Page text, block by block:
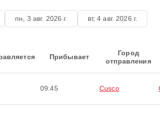
пн, 3 авг. 2026 г. вт, 4 авг. 2026 г.
Прибывает
Город
отправления
09:45 Cusco